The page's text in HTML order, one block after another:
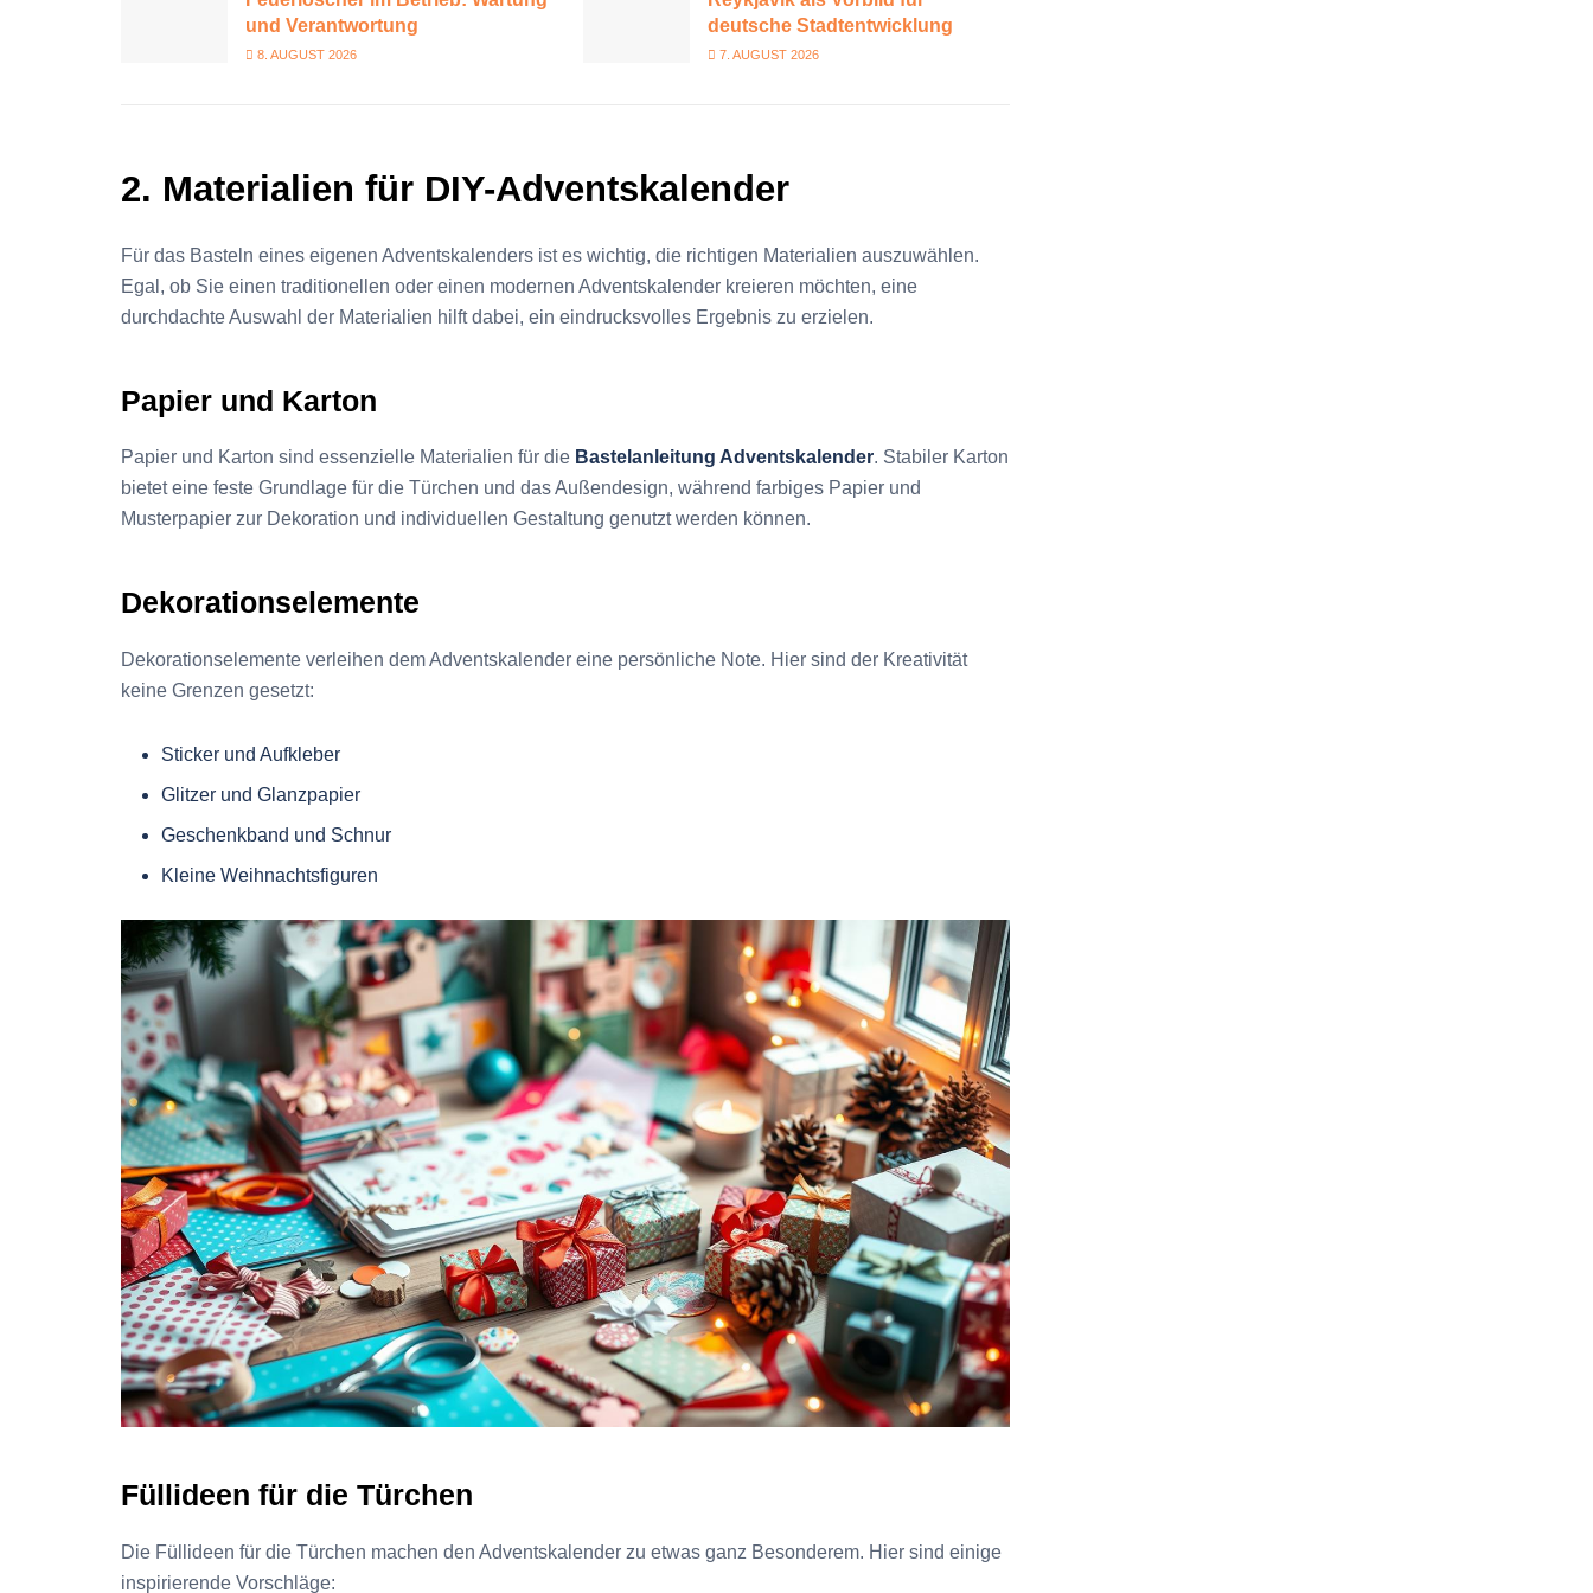
und Verantwortung
8. AUGUST 2026
deutsche Stadtentwicklung
7. AUGUST 2026
2. Materialien für DIY-Adventskalender
Für das Basteln eines eigenen Adventskalenders ist es wichtig, die richtigen Materialien auszuwählen.
Egal, ob Sie einen traditionellen oder einen modernen Adventskalender kreieren möchten, eine
durchdachte Auswahl der Materialien hilft dabei, ein eindrucksvolles Ergebnis zu erzielen.
Papier und Karton
Papier und Karton sind essenzielle Materialien für die Bastelanleitung Adventskalender. Stabiler Karton
bietet eine feste Grundlage für die Türchen und das Außendesign, während farbiges Papier und
Musterpapier zur Dekoration und individuellen Gestaltung genutzt werden können.
Dekorationselemente
Dekorationselemente verleihen dem Adventskalender eine persönliche Note. Hier sind der Kreativität
keine Grenzen gesetzt:
Sticker und Aufkleber
Glitzer und Glanzpapier
Geschenkband und Schnur
Kleine Weihnachtsfiguren
Füllideen für die Türchen
Die Füllideen für die Türchen machen den Adventskalender zu etwas ganz Besonderem. Hier sind einige
inspirierende Vorschläge: